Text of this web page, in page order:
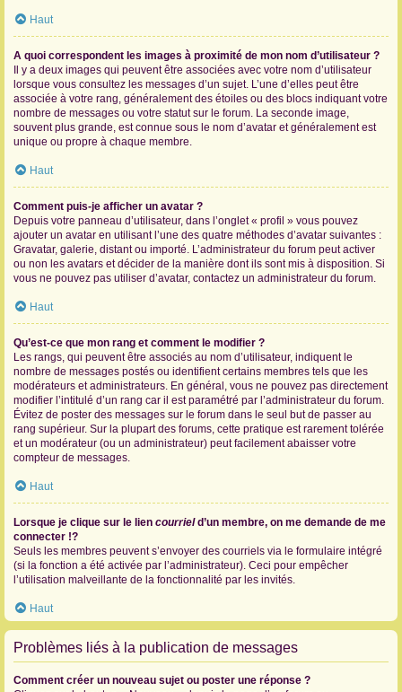
Haut
A quoi correspondent les images à proximité de mon nom d’utilisateur ?
Il y a deux images qui peuvent être associées avec votre nom d’utilisateur
lorsque vous consultez les messages d’un sujet. L’une d’elles peut être
associée à votre rang, généralement des étoiles ou des blocs indiquant votre
nombre de messages ou votre statut sur le forum. La seconde image,
souvent plus grande, est connue sous le nom d’avatar et généralement est
unique ou propre à chaque membre.
Haut
Comment puis-je afficher un avatar ?
Depuis votre panneau d’utilisateur, dans l’onglet « profil » vous pouvez
ajouter un avatar en utilisant l’une des quatre méthodes d’avatar suivantes :
Gravatar, galerie, distant ou importé. L’administrateur du forum peut activer
ou non les avatars et décider de la manière dont ils sont mis à disposition. Si
vous ne pouvez pas utiliser d’avatar, contactez un administrateur du forum.
Haut
Qu’est-ce que mon rang et comment le modifier ?
Les rangs, qui peuvent être associés au nom d’utilisateur, indiquent le
nombre de messages postés ou identifient certains membres tels que les
modérateurs et administrateurs. En général, vous ne pouvez pas directement
modifier l’intitulé d’un rang car il est paramétré par l’administrateur du forum.
Évitez de poster des messages sur le forum dans le seul but de passer au
rang supérieur. Sur la plupart des forums, cette pratique est rarement tolérée
et un modérateur (ou un administrateur) peut facilement abaisser votre
compteur de messages.
Haut
Lorsque je clique sur le lien courrield’un membre, on me demande de me
connecter !?
Seuls les membres peuvent s’envoyer des courriels via le formulaire intégré
(si la fonction a été activée par l’administrateur). Ceci pour empêcher
l’utilisation malveillante de la fonctionnalité par les invités.
Haut
Problèmes liés à la publication de messages
Comment créer un nouveau sujet ou poster une réponse ?